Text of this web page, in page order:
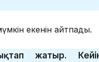
екенін айтпады.
жатыр.